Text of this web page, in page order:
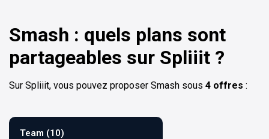
Smash : quels plans sont
partageables sur Spliiit ?
Sur Spliiit, vous pouvez proposer Smash sous 4 offres :
Team (10)